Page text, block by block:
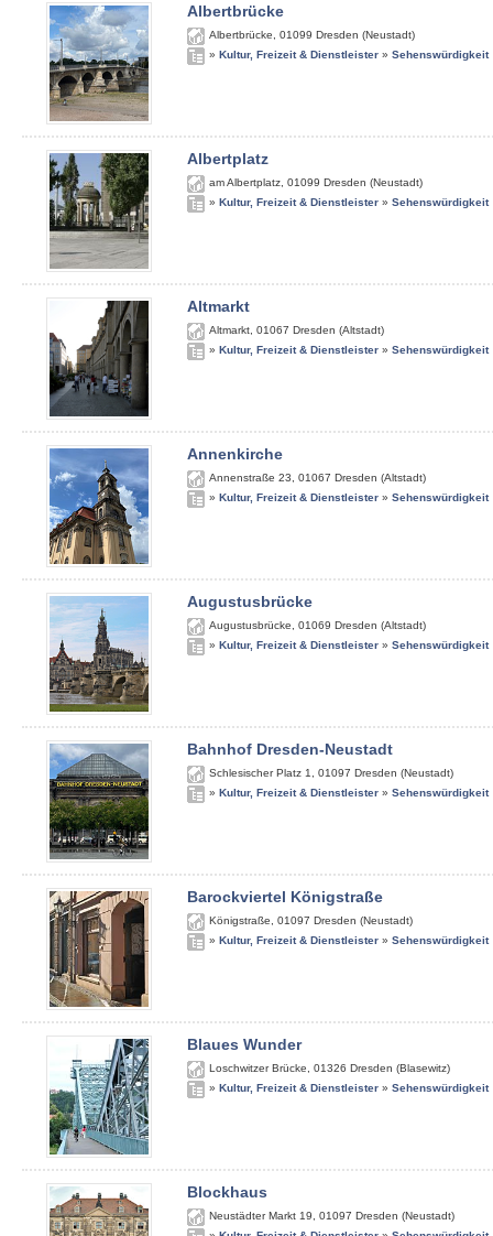
Albertbrücke
Albertbrücke 01099 Dresden (Neustadt)
» Kultur, Freizeit & Dienstleister » Sehenswürdigkeit
Albertplatz
am Albertplatz 01099 Dresden (Neustadt)
» Kultur, Freizeit & Dienstleister » Sehenswürdigkeit
Altmarkt
Altmarkt 01067 Dresden (Altstadt)
» Kultur, Freizeit & Dienstleister » Sehenswürdigkeit
Annenkirche
Annenstraße 23 01067 Dresden (Altstadt)
» Kultur, Freizeit & Dienstleister » Sehenswürdigkeit
Augustusbrücke
Augustusbrücke 01069 Dresden (Altstadt)
» Kultur, Freizeit & Dienstleister » Sehenswürdigkeit
Bahnhof Dresden-Neustadt
Schlesischer Platz 1 01097 Dresden (Neustadt)
» Kultur, Freizeit & Dienstleister » Sehenswürdigkeit
Barockviertel Königstraße
Königstraße 01097 Dresden (Neustadt)
» Kultur, Freizeit & Dienstleister » Sehenswürdigkeit
Blaues Wunder
Loschwitzer Brücke 01326 Dresden (Blasewitz)
» Kultur, Freizeit & Dienstleister » Sehenswürdigkeit
Blockhaus
Neustädter Markt 19 01097 Dresden (Neustadt)